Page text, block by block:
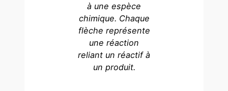
à une espèce
chimique. Chaque
flèche représente
une réaction
reliant un réactif à
un produit.